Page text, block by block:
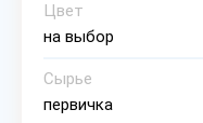
Цвет
на выбор
Сырье
первичка